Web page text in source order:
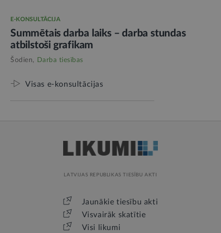
E-KONSULTĀCIJA
Summētais darba laiks – darba stundas
atbilstoši grafikam
Šodien, Darba tiesības
Visas e-konsultācijas
LATVIJAS REPUBLIKAS TIESĪBU AKTI
Jaunākie tiesību akti
Visvairāk skatītie
Visi likumi